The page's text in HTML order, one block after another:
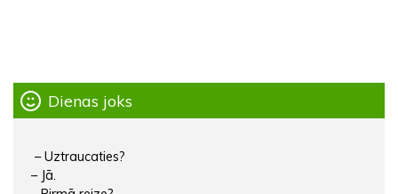
Dienas joks
– Uztraucaties?
– Jā.